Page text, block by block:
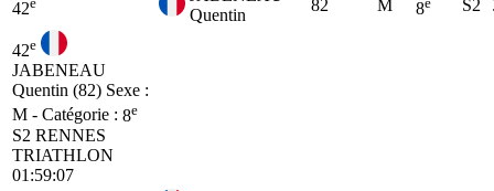
42
Quentin
82 M 8 S2
42e
JABENEAU
Quentin (82) Sexe :
M - Catégorie : 8e
S2 RENNES
TRIATHLON
01:59:07